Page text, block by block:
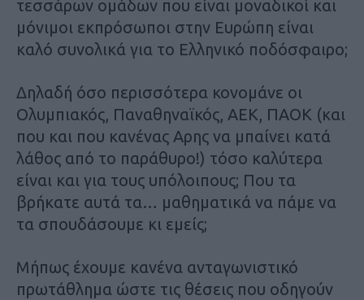
τεσσάρων ομάδων που είναι μοναδικοί και
μόνιμοι εκπρόσωποι στην Ευρώπη είναι
καλό συνολικά για το Ελληνικό ποδόσφαιρο;
Δηλαδή όσο περισσότερα κονομάνε οι
Ολυμπιακός, Παναθηναϊκός, ΑΕΚ, ΠΑΟΚ (και
που και που κανένας Αρης να μπαίνει κατά
λάθος από το παράθυρο!) τόσο καλύτερα
είναι και για τους υπόλοιπους; Που τα
βρήκατε αυτά τα… μαθηματικά να πάμε να
τα σπουδάσουμε κι εμείς;
Μήπως έχουμε κανένα ανταγωνιστικό
πρωτάθλημα ώστε τις θέσεις που οδηγούν